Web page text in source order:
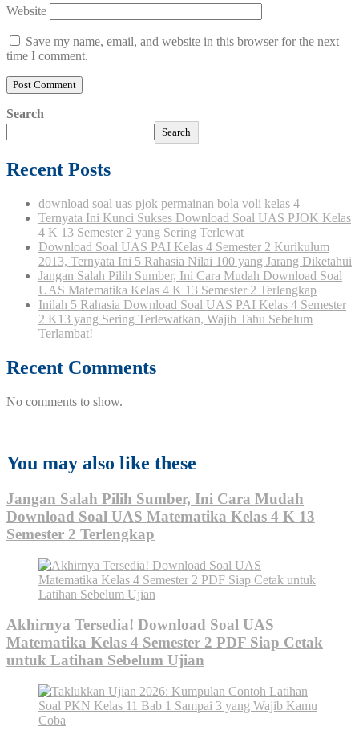
Website
Save my name, email, and website in this browser for the next
time I comment.
Search
Search
Recent Posts
download soal uas pjok permainan bola voli kelas 4
Ternyata Ini Kunci Sukses Download Soal UAS PJOK Kelas
4 K 13 Semester 2 yang Sering Terlewat
Download Soal UAS PAI Kelas 4 Semester 2 Kurikulum
2013, Ternyata Ini 5 Rahasia Nilai 100 yang Jarang Diketahui
Jangan Salah Pilih Sumber, Ini Cara Mudah Download Soal
UAS Matematika Kelas 4 K 13 Semester 2 Terlengkap
Inilah 5 Rahasia Download Soal UAS PAI Kelas 4 Semester
2 K13 yang Sering Terlewatkan, Wajib Tahu Sebelum
Terlambat!
Recent Comments
No comments to show.
You may also like these
Jangan Salah Pilih Sumber, Ini Cara Mudah
Download Soal UAS Matematika Kelas 4 K 13
Semester 2 Terlengkap
Akhirnya Tersedia! Download Soal UAS
Matematika Kelas 4 Semester 2 PDF Siap Cetak
untuk Latihan Sebelum Ujian